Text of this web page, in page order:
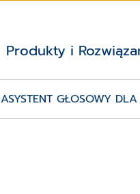
Produkty i
ASYSTENT GŁOSOWY